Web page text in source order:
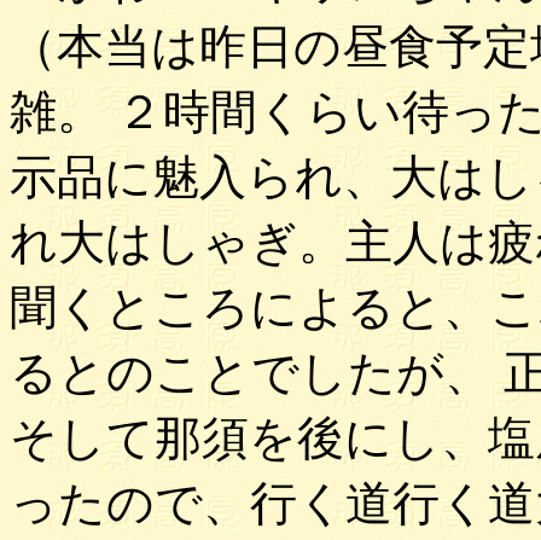
（本当は昨日の昼食予
雑。 ２時間くらい待っ
示品に魅入られ、大は
れ大はしゃぎ。主人は
聞くところによると、
るとのことでしたが、
そして那須を後にし、
ったので、行く道行く